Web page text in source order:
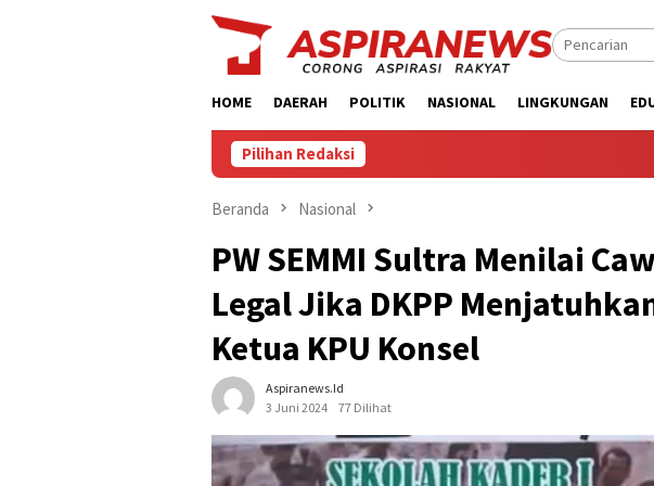
HOME DAERAH POLITIK NASIONAL LINGKUNGAN
Pilihan Redaksi
Beranda Nasional
PW SEMMI Sultra Menilai
Legal Jika DKPP
Ketua KPU Konsel
Aspiranews.id
3 Juni 2024
77 Dilihat